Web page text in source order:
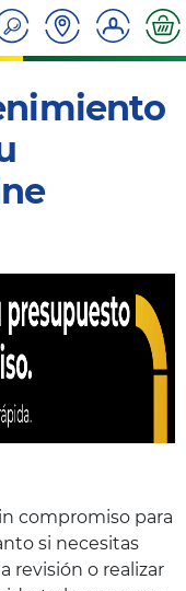
compromiso para
si necesitas
revisión o realizar